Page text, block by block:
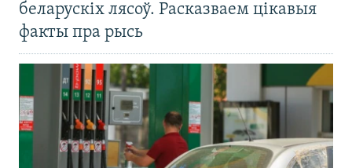
беларускіх лясоў. Расказваем цікавыя
факты пра рысь